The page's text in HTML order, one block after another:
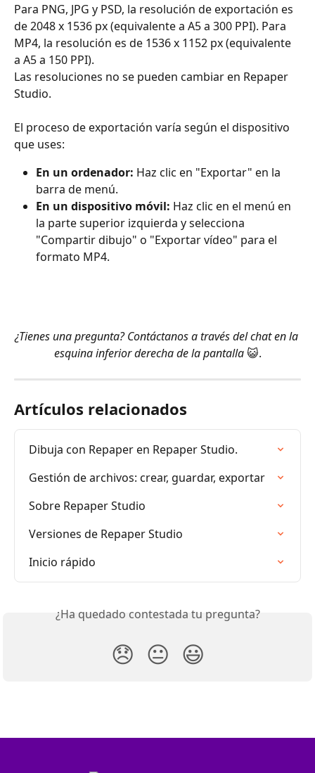
Para PNG, JPG y PSD, la resolución de exportación es
de 2048 x 1536 px (equivalente a A5 a 300 PPI). Para
MP4, la resolución es de 1536 x 1152 px (equivalente
a A5 a 150 PPI).
Las resoluciones no se pueden cambiar en Repaper
Studio.
El proceso de exportación varía según el dispositivo
que uses:
En un ordenador: Haz clic en "Exportar" en la
barra de menú.
En un dispositivo móvil: Haz clic en el menú en
la parte superior izquierda y selecciona
"Compartir dibujo" o "Exportar vídeo" para el
formato MP4.
¿Tienes una pregunta? Contáctanos a través del chat en la
esquina inferior derecha de la pantalla 😺.
Artículos relacionados
Dibuja con Repaper en Repaper Studio.
Gestión de archivos: crear, guardar, exportar
Sobre Repaper Studio
Versiones de Repaper Studio
Inicio rápido
¿Ha quedado contestada tu pregunta?
😞 😐 😃